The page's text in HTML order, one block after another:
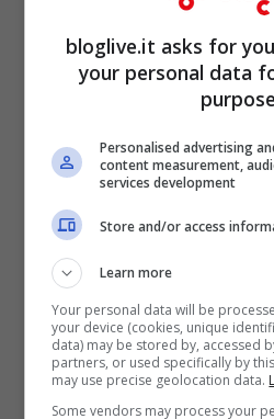
web ricordiamo anche
Zyngadurante lo
Facebook per l’utilizzo
famose come Farmville,
Ipo risulta inferiore (1
bloglive.it asks for
your personal data
Personalised advertising
content measurement,
services development
Store and/or access
Learn more
Your personal data will be
your device (cookies, unique
data) may be stored by, accessed
partners, or used specifically by
may use precise geolocation data.
Some vendors may process your